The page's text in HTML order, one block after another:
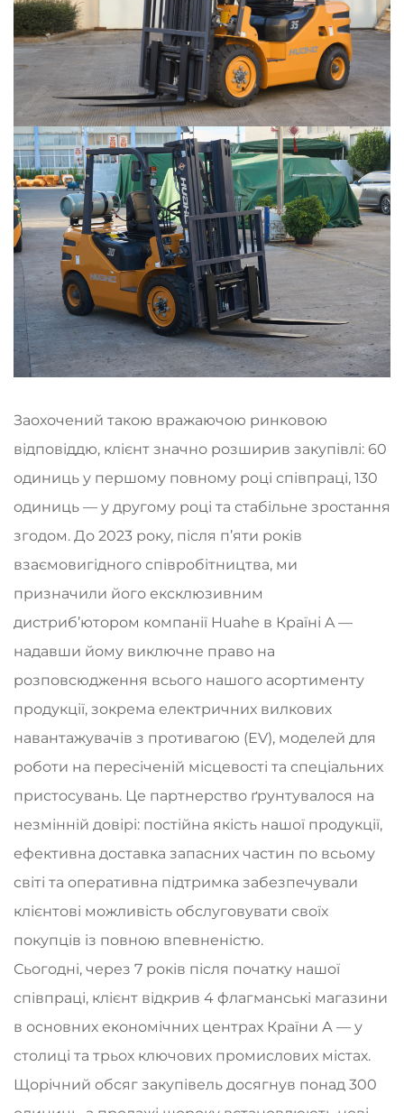
Заохочений такою вражаючою ринковою
відповіддю, клієнт значно розширив закупівлі: 60
одиниць у першому повному році співпраці, 130
одиниць — у другому році та стабільне зростання
згодом. До 2023 року, після п’яти років
взаємовигідного співробітництва, ми
призначили його ексклюзивним
дистриб’ютором компанії Huahe в Країні A —
надавши йому виключне право на
розповсюдження всього нашого асортименту
продукції, зокрема електричних вилкових
навантажувачів з противагою (EV), моделей для
роботи на пересіченій місцевості та спеціальних
пристосувань. Це партнерство ґрунтувалося на
незмінній довірі: постійна якість нашої продукції,
ефективна доставка запасних частин по всьому
світі та оперативна підтримка забезпечували
клієнтові можливість обслуговувати своїх
покупців із повною впевненістю.
Сьогодні, через 7 років після початку нашої
співпраці, клієнт відкрив 4 флагманські магазини
в основних економічних центрах Країни А — у
столиці та трьох ключових промислових містах.
Щорічний обсяг закупівель досягнув понад 300